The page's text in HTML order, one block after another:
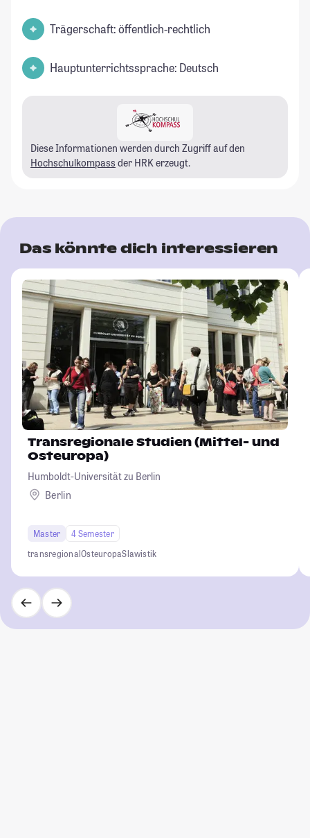
Trägerschaft: öffentlich-rechtlich
Hauptunterrichtssprache: Deutsch
Diese Informationen werden durch Zugriff auf den
Hochschulkompass der HRK erzeugt.
Das könnte dich interessieren
Transregionale Studien (Mittel- und
Osteuropa)
Humboldt-Universität zu Berlin
Berlin
Master
4 Semester
transregionalOsteuropaSlawistik